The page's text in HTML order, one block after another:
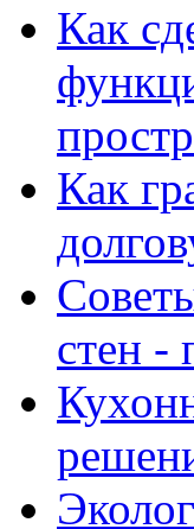
Как
Как
стен -